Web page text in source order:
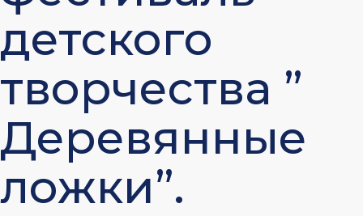
детского
творчества ”
Деревянные
ложки”.